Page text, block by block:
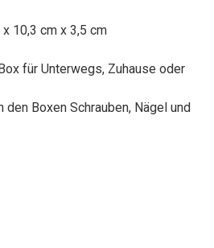
10,3 cm x 3,5 cm
für Unterwegs, Zuhause oder
den Boxen Schrauben, Nägel und